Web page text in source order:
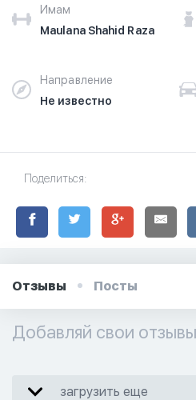
Имам
Maulana Shahid Raza
Направление
Не известно
Поделиться:
Отзывы Посты
Добавляй свои
загрузить еще